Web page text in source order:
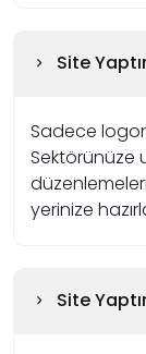
Site
Sadece
Sektörünüze
yerinize
Site